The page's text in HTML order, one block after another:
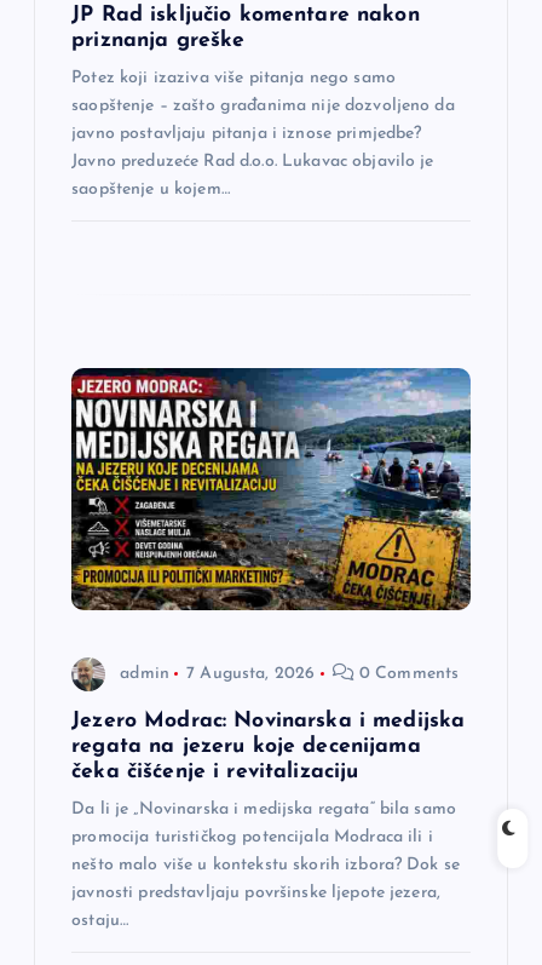
JP Rad isključio komentare nakon
priznanja greške
Potez koji izaziva više pitanja nego samo
saopštenje – zašto građanima nije dozvoljeno da
javno postavljaju pitanja i iznose primjedbe?
Javno preduzeće Rad d.o.o. Lukavac objavilo je
saopštenje u kojem…
admin 7 Augusta, 2026 0 Comments
Jezero Modrac: Novinarska i medijska
regata na jezeru koje decenijama
čeka čišćenje i revitalizaciju
Da li je „Novinarska i medijska regata“ bila samo
promocija turističkog potencijala Modraca ili i
nešto malo više u kontekstu skorih izbora? Dok se
javnosti predstavljaju površinske ljepote jezera,
ostaju…